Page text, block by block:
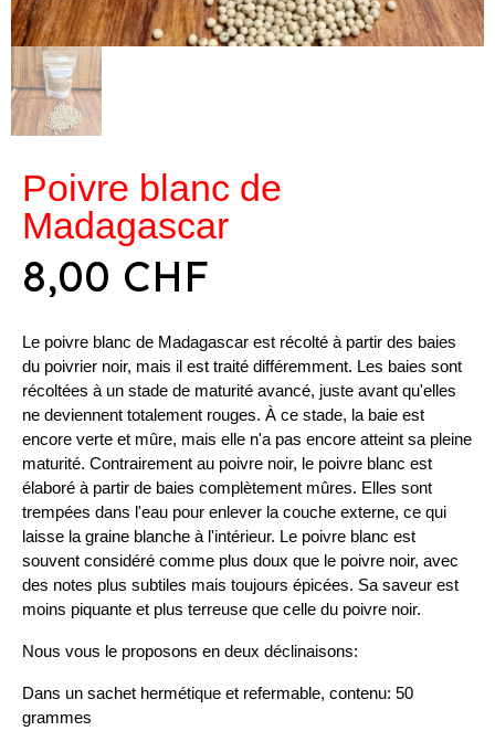
Poivre blanc de
Madagascar
8,00 CHF
Le poivre blanc de Madagascar est récolté à partir des baies
du poivrier noir, mais il est traité différemment. Les baies sont
récoltées à un stade de maturité avancé, juste avant qu'elles
ne deviennent totalement rouges. À ce stade, la baie est
encore verte et mûre, mais elle n'a pas encore atteint sa pleine
maturité. Contrairement au poivre noir, le poivre blanc est
élaboré à partir de baies complètement mûres. Elles sont
trempées dans l'eau pour enlever la couche externe, ce qui
laisse la graine blanche à l'intérieur. Le poivre blanc est
souvent considéré comme plus doux que le poivre noir, avec
des notes plus subtiles mais toujours épicées. Sa saveur est
moins piquante et plus terreuse que celle du poivre noir.
Nous vous le proposons en deux déclinaisons:
Dans un sachet hermétique et refermable, contenu: 50
grammes